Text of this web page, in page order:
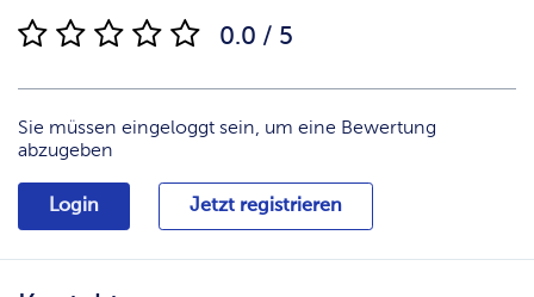
0.0 / 5
Sie müssen eingeloggt sein, um eine Bewertung
abzugeben
Login Jetzt registrieren